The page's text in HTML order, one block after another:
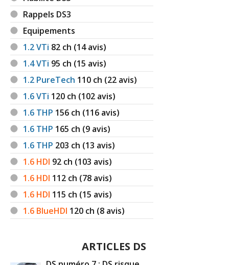
Rappels DS3
Equipements
1.2 VTi 82 ch (14 avis)
1.4 VTi 95 ch (15 avis)
1.2 PureTech 110 ch (22 avis)
1.6 VTi 120 ch (102 avis)
1.6 THP 156 ch (116 avis)
1.6 THP 165 ch (9 avis)
1.6 THP 203 ch (13 avis)
1.6 HDI 92 ch (103 avis)
1.6 HDI 112 ch (78 avis)
1.6 HDI 115 ch (15 avis)
1.6 BlueHDI 120 ch (8 avis)
ARTICLES DS